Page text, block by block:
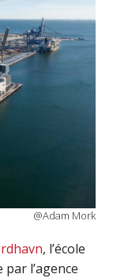
@Adam Mork
, l’école
l’agence